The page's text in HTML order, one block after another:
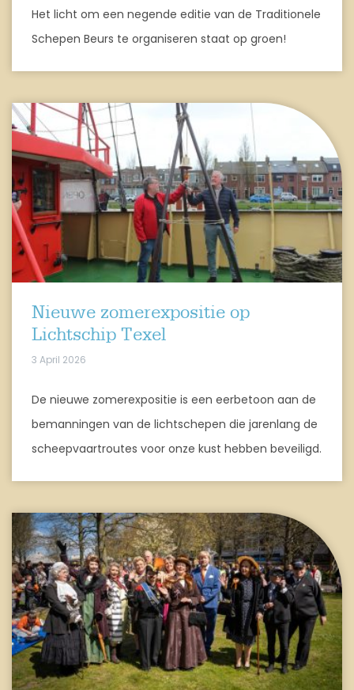
Het licht om een negende editie van de Traditionele
Schepen Beurs te organiseren staat op groen!
Nieuwe zomerexpositie op
Lichtschip Texel
3 April 2026
De nieuwe zomerexpositie is een eerbetoon aan de
bemanningen van de lichtschepen die jarenlang de
scheepvaartroutes voor onze kust hebben beveiligd.